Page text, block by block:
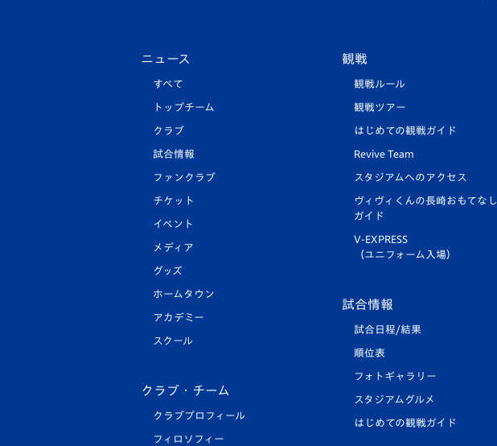
ニュース
すべて
トップチーム
クラブ
試合情報
ファンクラブ
チケット
イベント
メディア
グッズ
ホームタウン
アカデミー
スクール
クラブ・チーム
クラブプロフィール
フィロソフィー
観戦
観戦ルール
観戦ツアー
はじめての観戦ガイド
Revive Team
スタジアムへのアクセス
ヴィヴィくんの長崎おもてなし
ガイド
V-EXPRESS
（ユニフォーム入場）
試合情報
試合日程/結果
順位表
フォトギャラリー
スタジアムグルメ
はじめての観戦ガイド